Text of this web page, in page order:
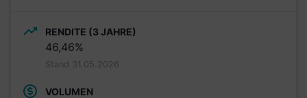
RENDITE (3 JAHRE)
46,46%
Stand 31.05.2026
VOLUMEN